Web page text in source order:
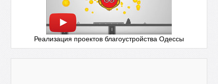
Реализация проектов благоустройства Одессы